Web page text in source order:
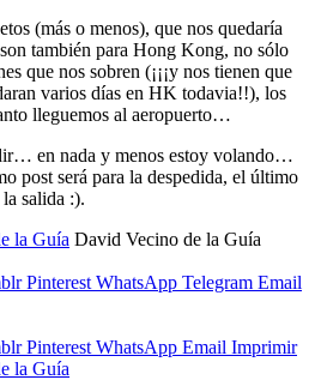
(más o menos), que nos quedaría
también para Hong Kong, no sólo
que nos sobren (¡¡¡y nos tienen que
varios días en HK todavia!!), los
lleguemos al aeropuerto…
en nada y menos estoy volando…
post será para la despedida, el último
salida :).
David Vecino de la Guía
X
email
Pinterest WhatsApp Telegram Email
Pinterest WhatsApp Email Imprimir